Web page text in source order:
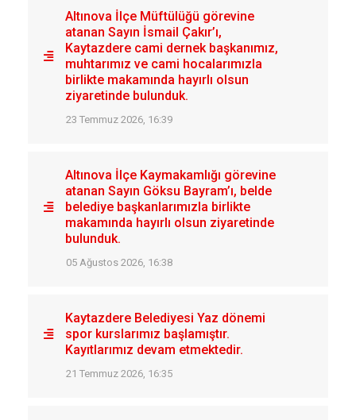
Altınova İlçe Müftülüğü görevine
atanan Sayın İsmail Çakır’ı,
Kaytazdere cami dernek başkanımız,
muhtarımız ve cami hocalarımızla
birlikte makamında hayırlı olsun
ziyaretinde bulunduk.
23 Temmuz 2026, 16:39
Altınova İlçe Kaymakamlığı görevine
atanan Sayın Göksu Bayram’ı, belde
belediye başkanlarımızla birlikte
makamında hayırlı olsun ziyaretinde
bulunduk.
05 Ağustos 2026, 16:38
Kaytazdere Belediyesi Yaz dönemi
spor kurslarımız başlamıştır.
Kayıtlarımız devam etmektedir.
21 Temmuz 2026, 16:35